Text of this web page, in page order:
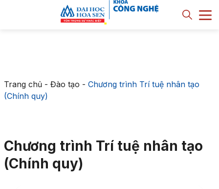
Trang chủ- Đào tạo - Chương trình Trí tuệ nhân tạo
(Chính quy)
Chương trình Trí tuệ nhân tạo
(Chính quy)